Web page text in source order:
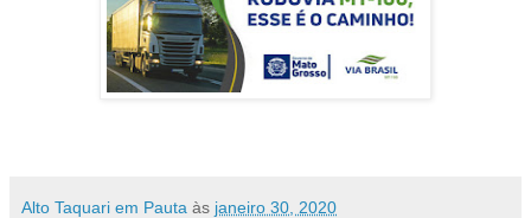
Alto Taquari em Pauta às janeiro 30, 2020